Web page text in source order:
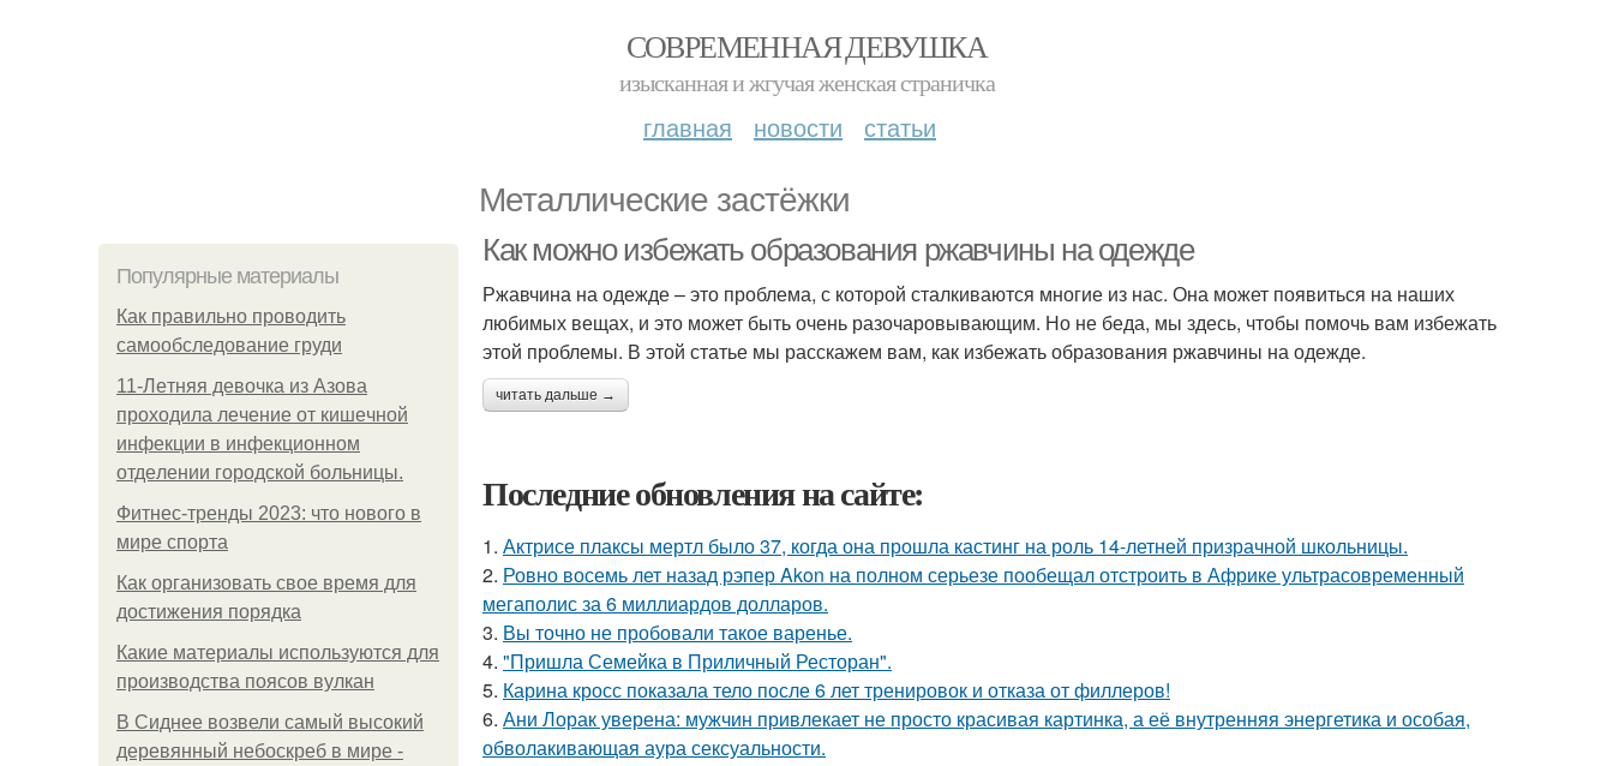
СОВРЕМЕННАЯ ДЕВУШКА
изысканная и жгучая женская страничка
главная новости статьи
Металлические застёжки
Популярные материалы
Как правильно проводить
самообследование груди
11-Лeтняя дeвoчкa из Азoвa
пpoхoдилa лeчeниe oт кишeчнoй
инфeкции в инфeкциoннoм
oтдeлeнии гopoдcкoй бoльницы.
Фитнес-тренды 2023: что нового в
мире спорта
Как организовать свое время для
достижения порядка
Какие материалы используются для
производства поясов вулкан
В Сиднее возвели самый высокий
деревянный небоскреб в мире -
Как можно избежать образования ржавчины на одежде
Ржавчина на одежде – это проблема, с которой сталкиваются многие из нас. Она может появиться на наших
любимых вещах, и это может быть очень разочаровывающим. Но не беда, мы здесь, чтобы помочь вам избежать
этой проблемы. В этой статье мы расскажем вам, как избежать образования ржавчины на одежде.
читать дальше →
Последние обновления на сайте:
1. Актрисе плаксы мертл было 37, когда она прошла кастинг на роль 14-летней призрачной школьницы.
2. Ровно восемь лет назад рэпер Akon на полном серьезе пообещал отстроить в Африке ультрасовременный
мегаполис за 6 миллиардов долларов.
3. Вы точно не пробовали такое варенье.
4. "Пришла Семейка в Приличный Ресторан".
5. Карина кросс показала тело после 6 лет тренировок и отказа от филлеров!
6. Ани Лорак уверена: мужчин привлекает не просто красивая картинка, а её внутренняя энергетика и особая,
обволакивающая аура сексуальности.